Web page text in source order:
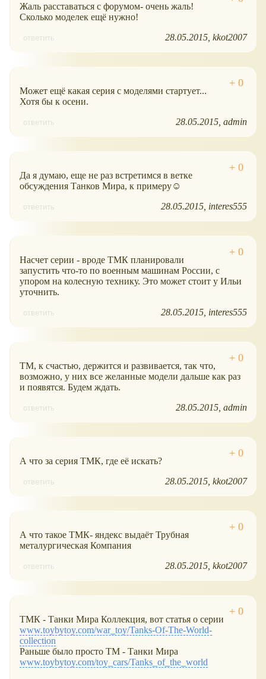
Жаль расставаться с форумом- очень жаль!
Сколько моделек ещё нужно!
ответить 28.05.2015 kkot2007
Может ещё какая серия с моделями стартует...
Хотя бы к осени.
ответить 28.05.2015 admin
Да я думаю, еще не раз встретимся в ветке
обсуждения Танков Мира, к примеру☺
ответить 28.05.2015 interes555
Насчет серии - вроде ТМК планировали
запустить что-то по военным машинам России, с
упором на колесную технику. Это может стоит у Ильи
уточнить.
ответить 28.05.2015 interes555
ТМ, к счастью, держится и развивается, так что,
возможно, у них все желанные модели дальше как раз
и появятся. Будем ждать.
ответить 28.05.2015 admin
А что за серия ТМК, где её искать?
ответить 28.05.2015 kkot2007
А что такое ТМК- яндекс выдаёт Трубная
металургическая Компания
ответить 28.05.2015 kkot2007
ТМК - Танки Мира Коллекция, вот статья о серии
www.toybytoy.com/war_toy/Tanks-Of-The-World-
collection
Раньше было просто ТМ - Танки Мира
www.toybytoy.com/toy_cars/Tanks_of_the_world